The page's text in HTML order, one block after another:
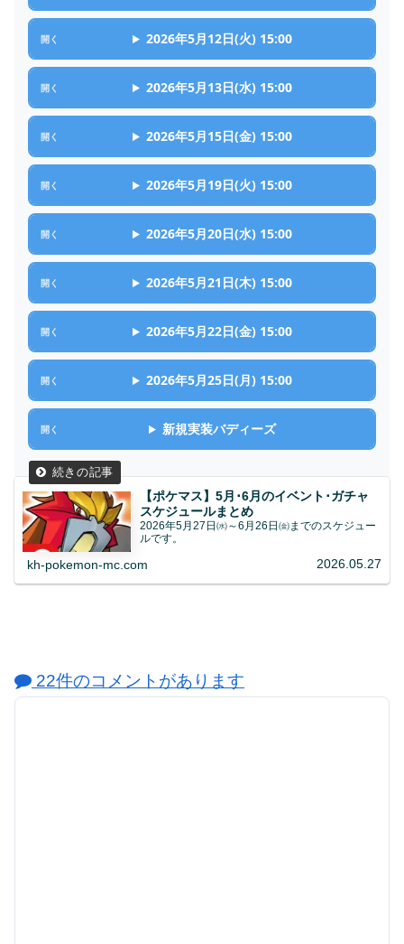
2026年5月12日(火) 15:00
2026年5月13日(水) 15:00
2026年5月15日(金) 15:00
2026年5月19日(火) 15:00
2026年5月20日(水) 15:00
2026年5月21日(木) 15:00
2026年5月22日(金) 15:00
2026年5月25日(月) 15:00
新規実装バディーズ
【ポケマス】5月･6月のイベント･ガチャ
スケジュールまとめ
2026年5月27日㈬～6月26日㈮までのスケジュー
ルです。
kh-pokemon-mc.com 2026.05.27
22件のコメントがあります